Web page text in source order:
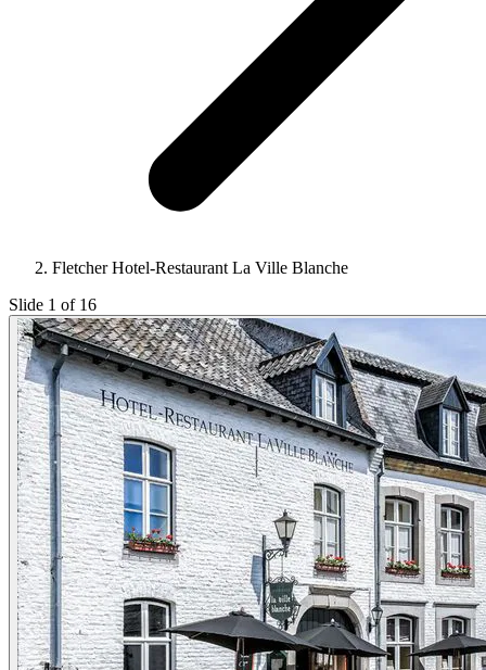
Fletcher Hotel-Restaurant La Ville Blanche
Slide 1 of 16